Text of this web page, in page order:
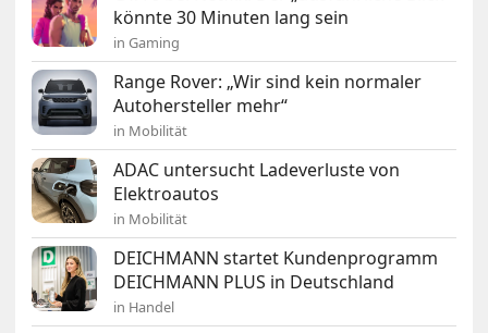
könnte 30 Minuten lang sein
in Gaming
Range Rover: „Wir sind kein normaler
Autohersteller mehr“
in Mobilität
ADAC untersucht Ladeverluste von
Elektroautos
in Mobilität
DEICHMANN startet Kundenprogramm
DEICHMANN PLUS in Deutschland
in Handel